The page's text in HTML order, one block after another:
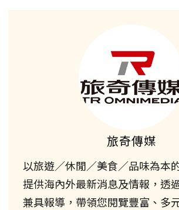
旅奇傳媒
以旅遊／休閒／美食／品味為本
提供海內外最新消息及情報，透
兼具報導，帶領您閱覽豐富、多